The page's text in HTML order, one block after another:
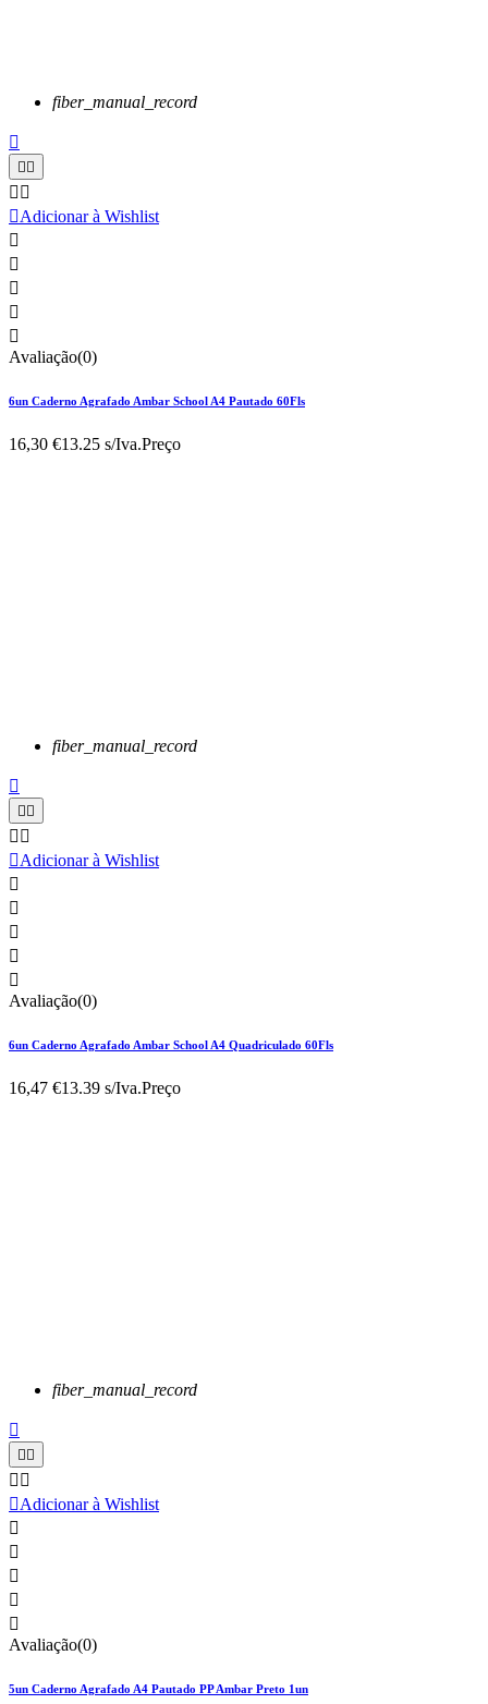
fiber_manual_record

 
 
Adicionar à Wishlist





Avaliação(0)
6un Caderno Agrafado Ambar School A4 Pautado 60Fls
16,30 €13.25 s/Iva.Preço
fiber_manual_record

 
 
Adicionar à Wishlist





Avaliação(0)
6un Caderno Agrafado Ambar School A4 Quadriculado 60Fls
16,47 €13.39 s/Iva.Preço
fiber_manual_record

 
 
Adicionar à Wishlist





Avaliação(0)
5un Caderno Agrafado A4 Pautado PP Ambar Preto 1un